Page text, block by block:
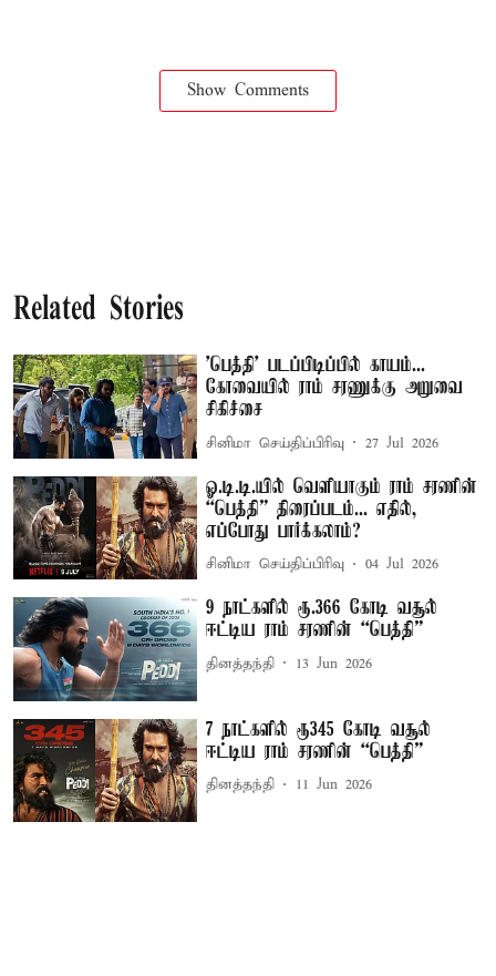
Show Comments
Related Stories
'பெத்தி' படப்பிடிப்பில் காயம்...
கோவையில் ராம் சரணுக்கு அறுவை
சிகிச்சை
சினிமா செய்திப்பிரிவு 27 Jul 2026
ஓ.டி.டி.யில் வெளியாகும் ராம் சரணின்
“பெத்தி” திரைப்படம்... எதில்,
எப்போது பார்க்கலாம்?
சினிமா செய்திப்பிரிவு 04 Jul 2026
9 நாட்களில் ரூ.366 கோடி வசூல்
ஈட்டிய ராம் சரணின் “பெத்தி”
தினத்தந்தி 13 Jun 2026
7 நாட்களில் ரூ345 கோடி வசூல்
ஈட்டிய ராம் சரணின் “பெத்தி”
தினத்தந்தி 11 Jun 2026